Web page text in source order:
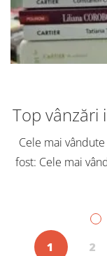
Top vânzări
Cele mai
fost: Cele mai
1 2